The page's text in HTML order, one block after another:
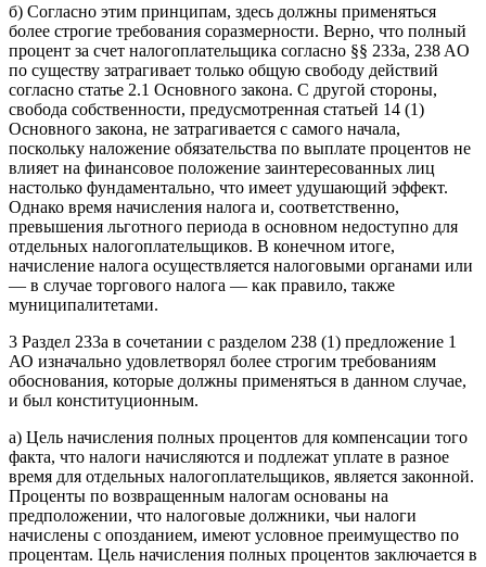
б) Согласно этим принципам, здесь должны применяться
более строгие требования соразмерности. Верно, что полный
процент за счет налогоплательщика согласно §§ 233a, 238 AO
по существу затрагивает только общую свободу действий
согласно статье 2.1 Основного закона. С другой стороны,
свобода собственности, предусмотренная статьей 14 (1)
Основного закона, не затрагивается с самого начала,
поскольку наложение обязательства по выплате процентов не
влияет на финансовое положение заинтересованных лиц
настолько фундаментально, что имеет удушающий эффект.
Однако время начисления налога и, соответственно,
превышения льготного периода в основном недоступно для
отдельных налогоплательщиков. В конечном итоге,
начисление налога осуществляется налоговыми органами или
— в случае торгового налога — как правило, также
муниципалитетами.
3 Раздел 233a в сочетании с разделом 238 (1) предложение 1
АО изначально удовлетворял более строгим требованиям
обоснования, которые должны применяться в данном случае,
и был конституционным.
a) Цель начисления полных процентов для компенсации того
факта, что налоги начисляются и подлежат уплате в разное
время для отдельных налогоплательщиков, является законной.
Проценты по возвращенным налогам основаны на
предположении, что налоговые должники, чьи налоги
начислены с опозданием, имеют условное преимущество по
процентам. Цель начисления полных процентов заключается в